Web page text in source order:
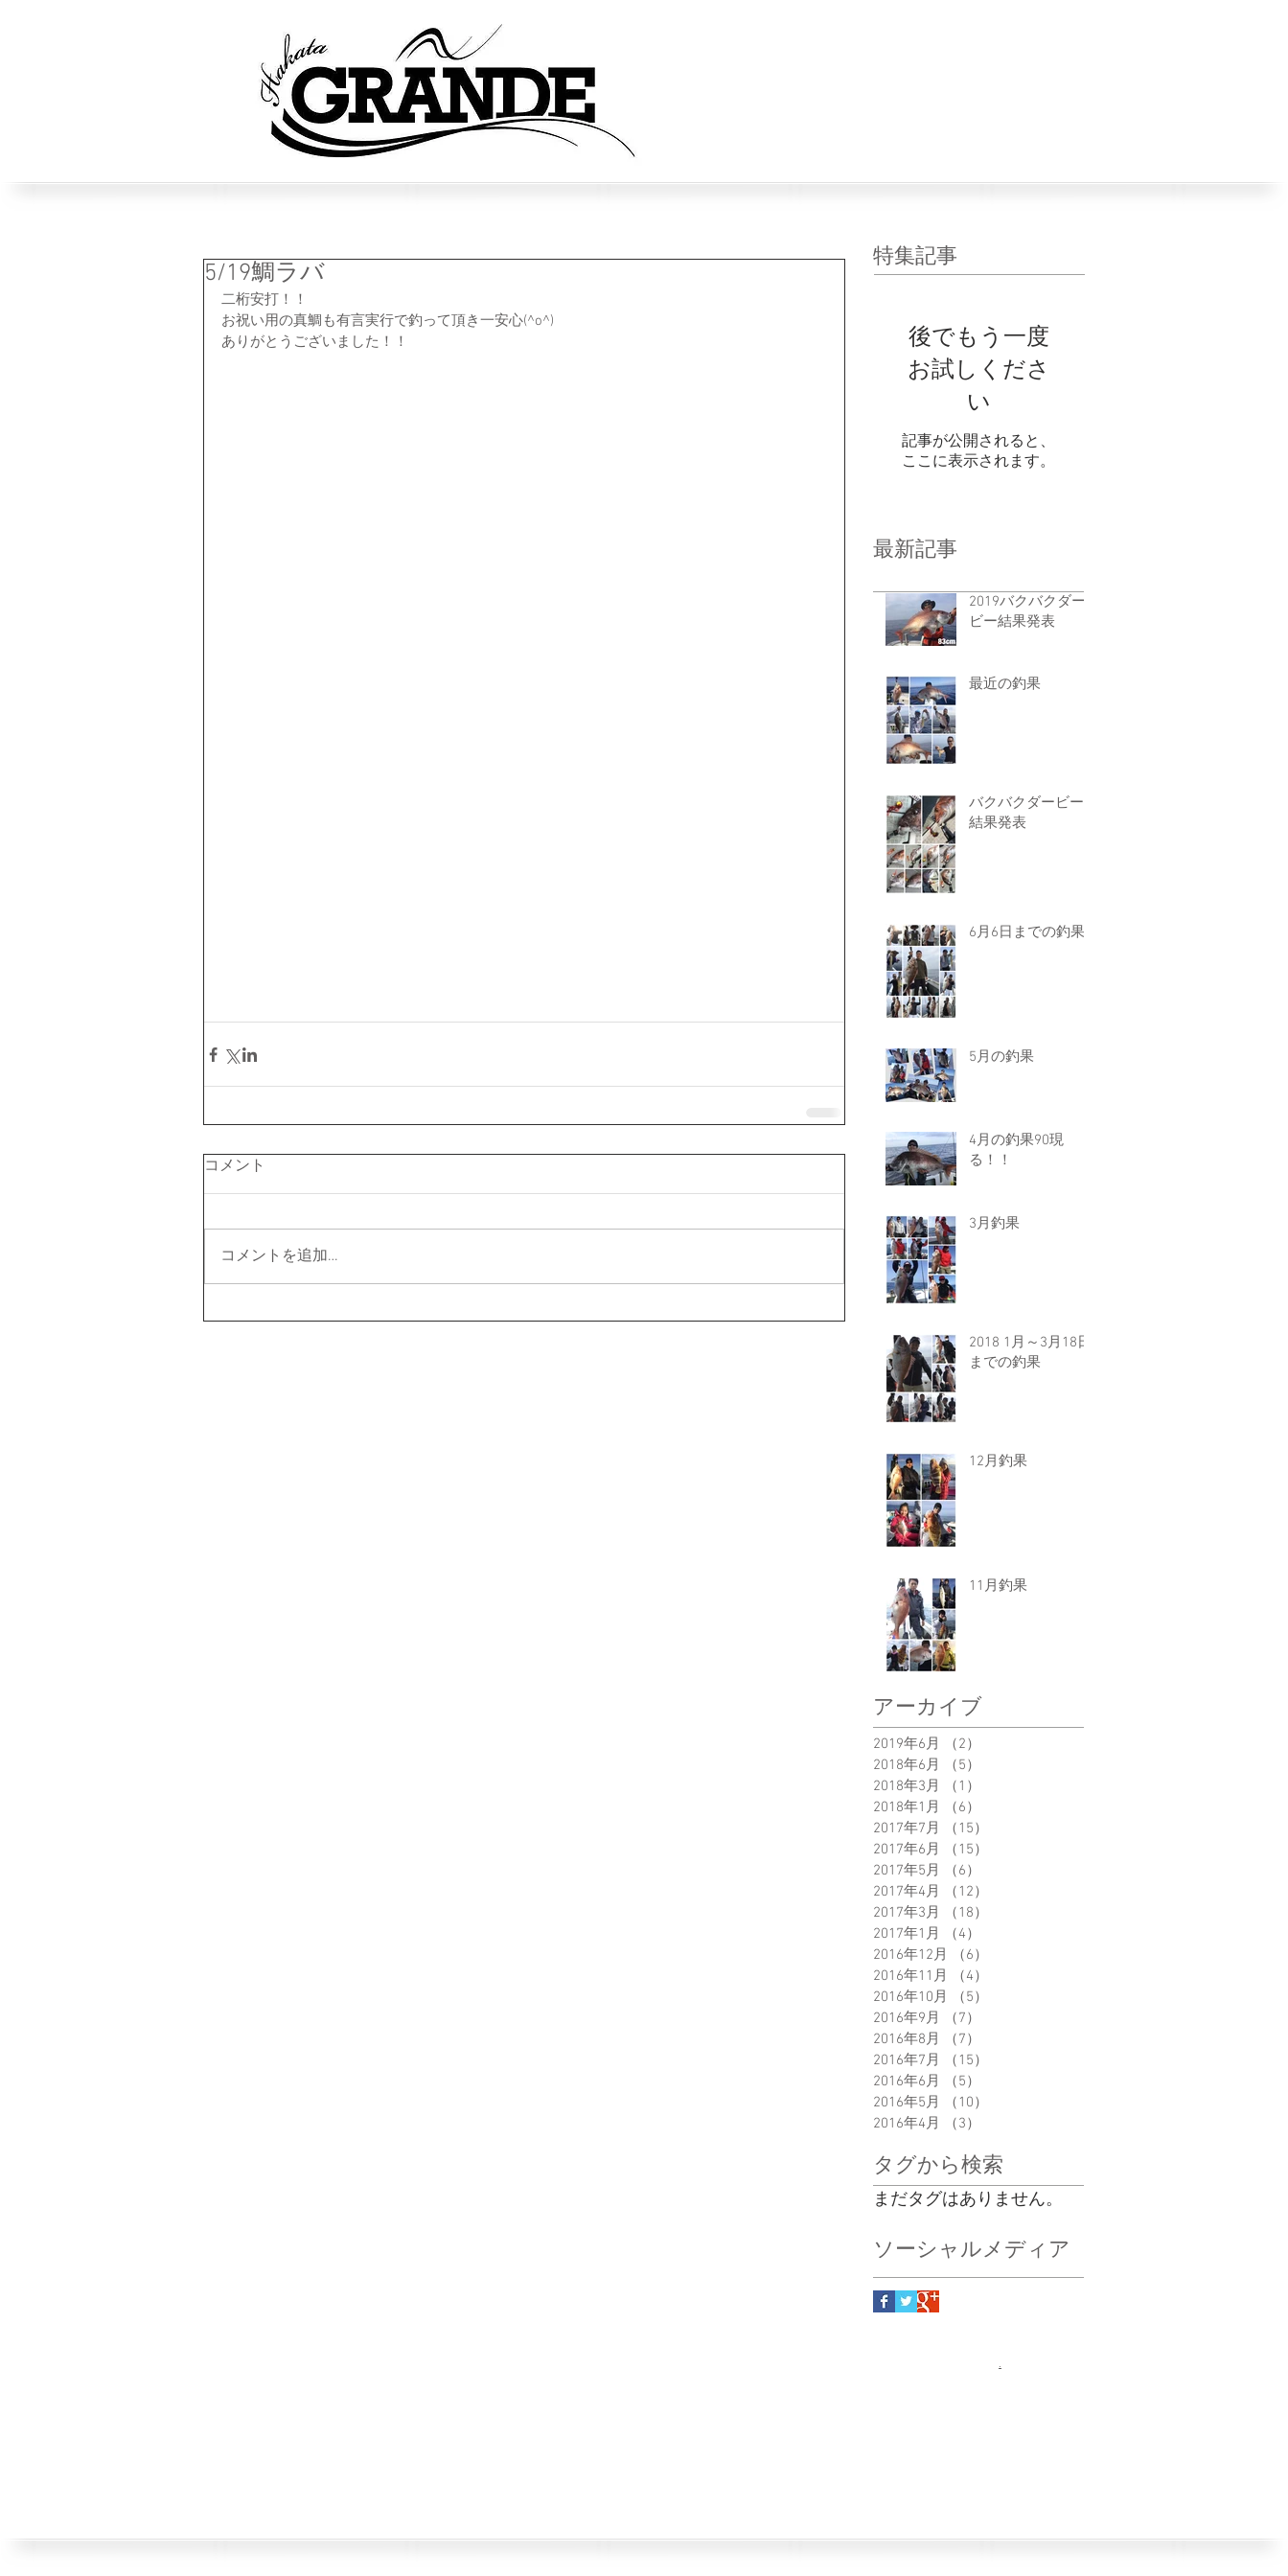
5/19鯛ラバ
二桁安打！！
お祝い用の真鯛も有言実行で釣って頂き一安心(^o^)
ありがとうございました！！
コメント
コメントを追加…
特集記事
後でもう一度
お試しくださ
い
記事が公開されると、
ここに表示されます。
最新記事
2019バクバクダー
ビー結果発表
最近の釣果
バクバクダービー
結果発表
6月6日までの釣果
5月の釣果
4月の釣果90現
る！！
3月釣果
2018 1月～3月18日
までの釣果
12月釣果
11月釣果
アーカイブ
2019年6月 （2）
2018年6月
（5）
2018年3月
（1）
2018年1月
（6）
2017年7月
（15）
2017年6月
（15）
2017年5月
（6）
2017年4月
（12）
2017年3月
（18）
2017年1月
（4）
2016年12月
（6）
2016年11月
（4）
2016年10月
（5）
2016年9月
（7）
2016年8月
（7）
2016年7月
（15）
2016年6月
（5）
2016年5月
（10）
2016年4月
（3）
タグから検索
まだタグはありません。
ソーシャルメディア
.